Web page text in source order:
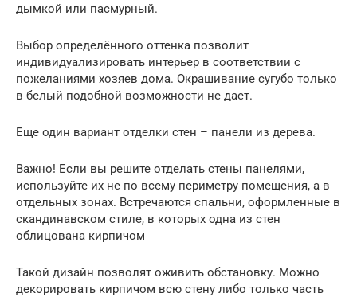
дымкой или пасмурный.
Выбор определённого оттенка позволит
индивидуализировать интерьер в соответствии с
пожеланиями хозяев дома. Окрашивание сугубо только
в белый подобной возможности не дает.
Еще один вариант отделки стен – панели из дерева.
Важно! Если вы решите отделать стены панелями,
используйте их не по всему периметру помещения, а в
отдельных зонах. Встречаются спальни, оформленные в
скандинавском стиле, в которых одна из стен
облицована кирпичом
Такой дизайн позволят оживить обстановку. Можно
декорировать кирпичом всю стену либо только часть